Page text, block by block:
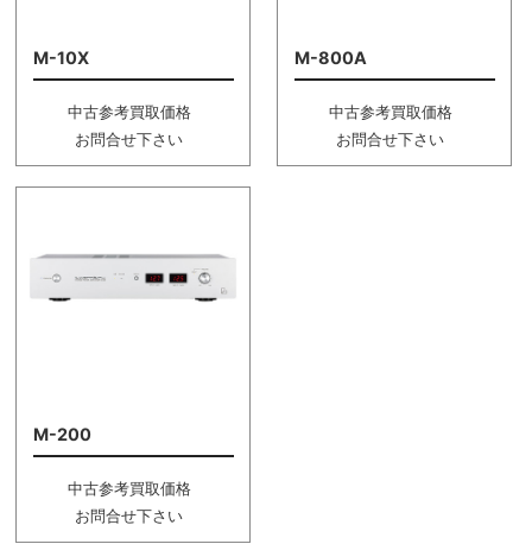
M-10X
中古参考買取価格
お問合せ下さい
M-800A
中古参考買取価格
お問合せ下さい
M-200
中古参考買取価格
お問合せ下さい